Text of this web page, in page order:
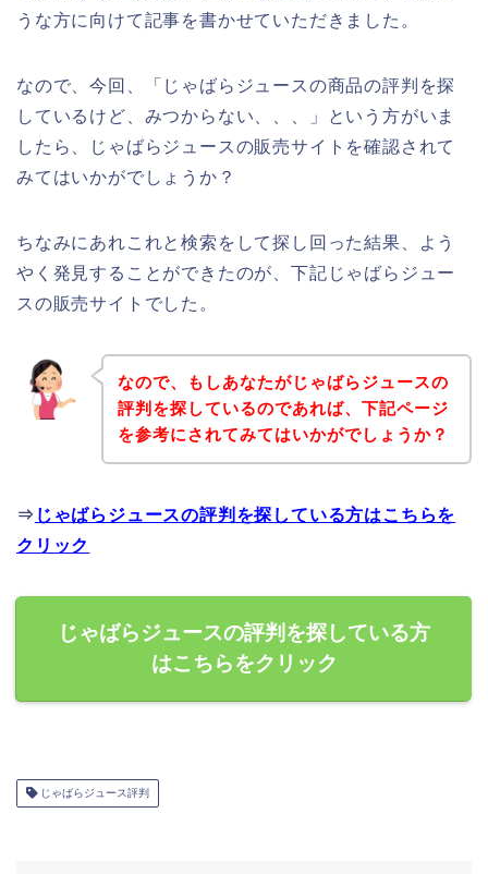
うな方に向けて記事を書かせていただきました。
なので、今回、「じゃばらジュースの商品の評判を探
しているけど、みつからない、、、」という方がいま
したら、じゃばらジュースの販売サイトを確認されて
みてはいかがでしょうか？
ちなみにあれこれと検索をして探し回った結果、よう
やく発見することができたのが、下記じゃばらジュー
スの販売サイトでした。
なので、もしあなたがじゃばらジュースの
評判を探しているのであれば、下記ページ
を参考にされてみてはいかがでしょうか？
⇒ じゃばらジュースの評判を探している方はこちらを
クリック
じゃばらジュースの評判を探している方
はこちらをクリック
じゃばらジュース評判